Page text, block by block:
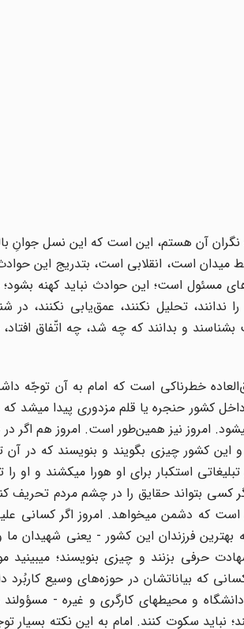
آن هستم، این است که این نسل جوانِ
است، انقلابی است، بتدریج این
مسئول است؛ این حوادث نباید کهنه
تحلیل نکنند، عمق‌یابی نکنند،
و بدانند که چه شد، چه اتّفاق افتاد،
خطرناکی است که امام به آن توجّه
کشور حنجره یا قلم مزدوری پیدا میشد
امروز نیز همین‌طور است. امروز هم اگر
کشور چیزی بگویند و بنویسند که در آن
استکبار برای او هورا میکشند و او را
بتواند حقایق را در چشم مردم تحریف
که دشمن میخواهد. امروز اگر کسانی
فرزندان این کشور - یعنی شهیدان
حرفی بزنند و چیزی بنویسند؛ میبینید
که بیاناتشان در حوزه‌های وسیع کاربُرد
و محیطهای کارگری و غیره - مسؤولند
نباید سکوت کنند. امام به این نکته بسیار